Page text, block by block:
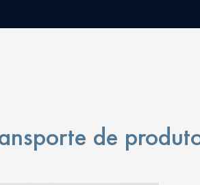
de